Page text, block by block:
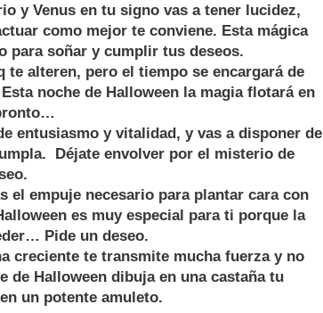
y Venus en tu signo vas a tener lucidez,
como mejor te conviene. Esta mágica
para soñar y cumplir tus deseos.
te alteren, pero el tiempo se encargará de
noche de Halloween la magia flotará en
entusiasmo y vitalidad, y vas a disponer de
Déjate envolver por el misterio de
el empuje necesario para plantar cara con
es muy especial para ti porque la
Pide un deseo.
creciente te transmite mucha fuerza y no
de Halloween dibuja en una castaña tu
un potente amuleto.